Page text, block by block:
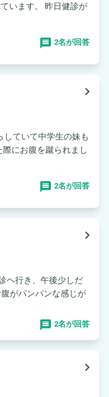
昨日健診が
2名が回答
navigate_next
していて中学生の妹も
にお腹を蹴られまし
2名が回答
navigate_next
がパンパンな感じが
2名が回答
navigate_next